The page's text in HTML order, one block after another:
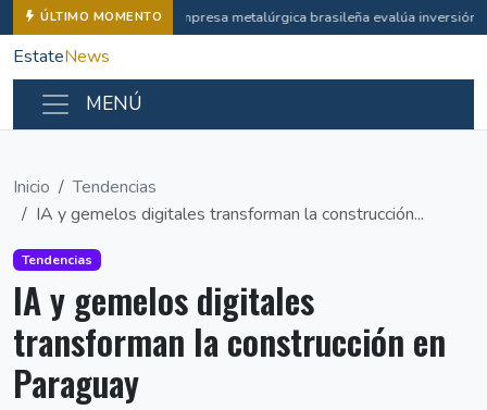
ÚLTIMO MOMENTO Empresa metalúrgica brasileña evalúa inversión
EstateNews
MENÚ
Inicio
Tendencias
IA y gemelos digitales transforman la construcción...
Tendencias
IA y gemelos digitales
transforman la construcción en
Paraguay